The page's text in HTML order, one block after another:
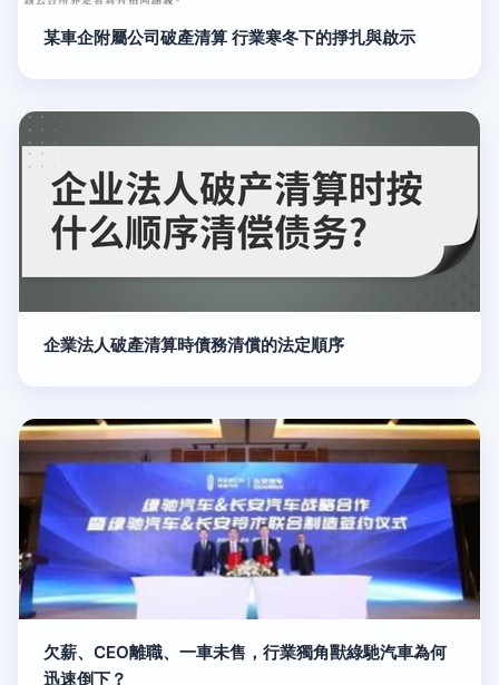
某車企附屬公司破產清算 行業寒冬下的掙扎與啟示
企業法人破產清算時債務清償的法定順序
欠薪、CEO離職、一車未售，行業獨角獸綠馳汽車為何
迅速倒下？